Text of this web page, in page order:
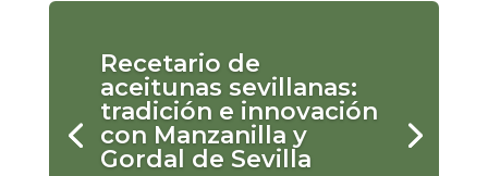
Recetario de
aceitunas sevillanas:
tradición e innovación
con Manzanilla y
Gordal de Sevilla